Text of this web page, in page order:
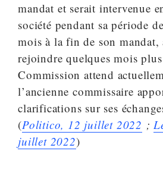
mandat et serait intervenue
société pendant sa période
mois à la fin de son mandat,
rejoindre quelques mois
Commission attend
l’ancienne commissaire
clarifications sur ses
(Politico, 12 juillet 2022 ;
juillet 2022)